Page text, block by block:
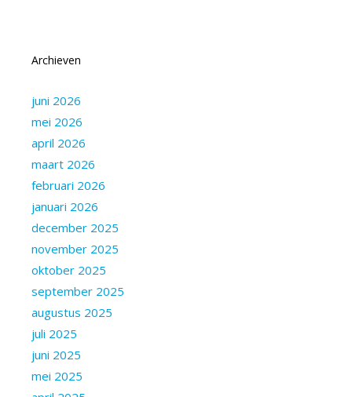
Archieven
juni 2026
mei 2026
april 2026
maart 2026
februari 2026
januari 2026
december 2025
november 2025
oktober 2025
september 2025
augustus 2025
juli 2025
juni 2025
mei 2025